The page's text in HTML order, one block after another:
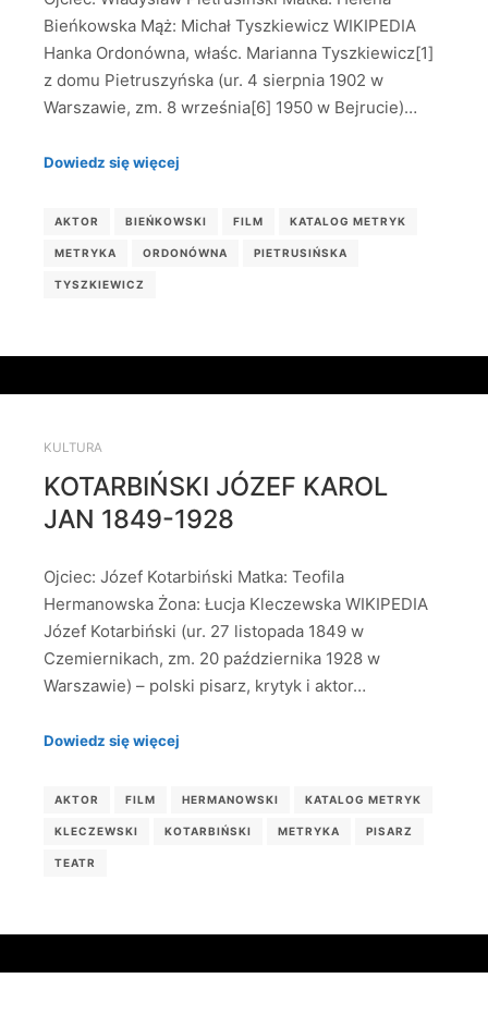
Bieńkowska Mąż: Michał Tyszkiewicz WIKIPEDIA
Hanka Ordonówna, właśc. Marianna Tyszkiewicz[1]
z domu Pietruszyńska (ur. 4 sierpnia 1902 w
Warszawie, zm. 8 września[6] 1950 w Bejrucie)…
Dowiedz się więcej
AKTOR BIEŃKOWSKI FILM KATALOG METRYK
METRYKA ORDONÓWNA PIETRUSIŃSKA
TYSZKIEWICZ
KULTURA
KOTARBIŃSKI JÓZEF KAROL
JAN 1849-1928
Ojciec: Józef Kotarbiński Matka: Teofila
Hermanowska Żona: Łucja Kleczewska WIKIPEDIA
Józef Kotarbiński (ur. 27 listopada 1849 w
Czemiernikach, zm. 20 października 1928 w
Warszawie) – polski pisarz, krytyk i aktor…
Dowiedz się więcej
AKTOR FILM HERMANOWSKI KATALOG METRYK
KLECZEWSKI KOTARBIŃSKI METRYKA PISARZ
TEATR